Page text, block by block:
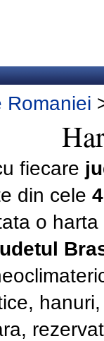
Romaniei
fiecare
din cele
o